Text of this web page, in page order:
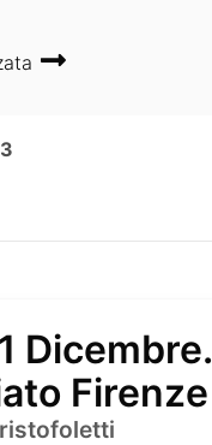
3
Dicembre.
Firenze